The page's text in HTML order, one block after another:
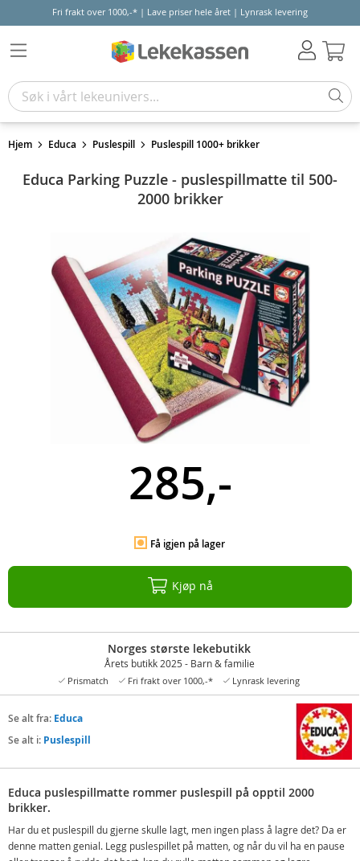
Fri frakt over 1000,-* | Lave priser hele året | Lynrask levering
Hjem Educa Puslespill Puslespill 1000+ brikker
Educa Parking Puzzle - puslespillmatte til 500-
2000 brikker
285,-
Få igjen på lager
Kjøp nå
Norges største lekebutikk
Årets butikk 2025 - Barn & familie
Prismatch Fri frakt over 1000,-* Lynrask levering
Se alt fra: Educa
Se alt i: Puslespill
Educa puslespillmatte rommer puslespill på opptil 2000
brikker.
Har du et puslespill du gjerne skulle lagt, men ingen plass å lagre det? Da er
denne matten genial. Legg puslespillet på matten, og når du vil ha en pause